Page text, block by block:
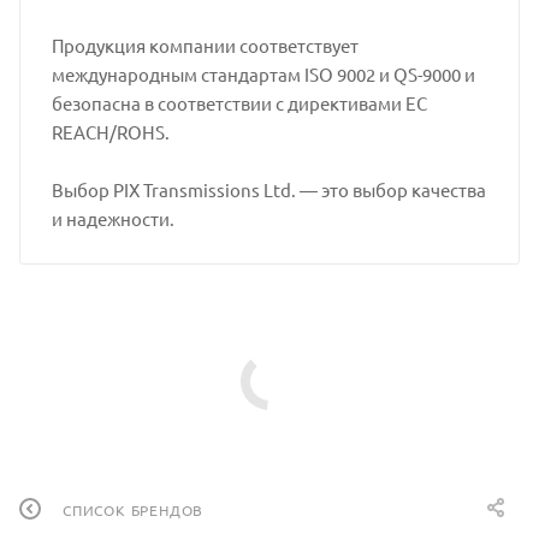
Продукция компании соответствует
международным стандартам ISO 9002 и QS-9000 и
безопасна в соответствии с директивами ЕС
REACH/ROHS.
Выбор PIX Transmissions Ltd. — это выбор качества
и надежности.
СПИСОК БРЕНДОВ